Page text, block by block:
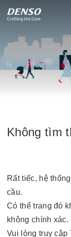
Không tìm
Rất tiếc, hệ
cầu.
Có thể trang đó
không chính xác.
Vui lòng truy cập